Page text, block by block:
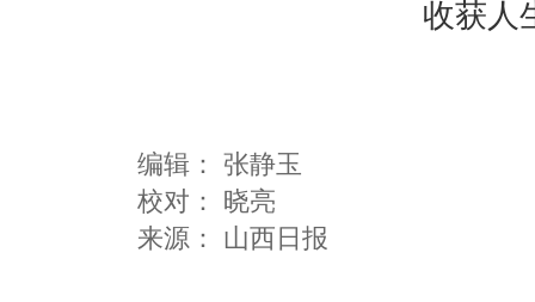
收获人
编辑： 张静玉
校对： 晓亮